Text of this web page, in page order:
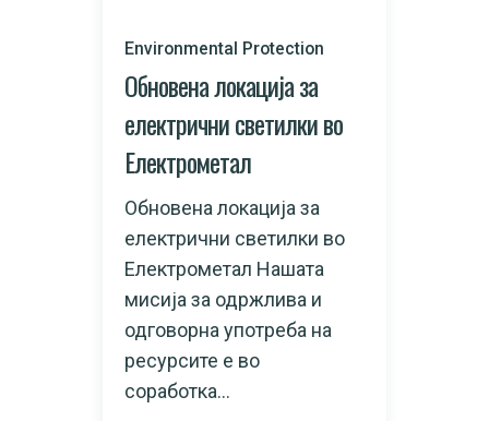
Environmental Protection
Обновена локација за
електрични светилки во
Електрометал
Обновена локација за
електрични светилки во
Електрометал Нашата
мисија за одржлива и
одговорна употреба на
ресурсите е во
соработка...